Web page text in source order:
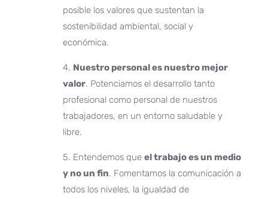
posible los valores que sustentan la
sostenibilidad ambiental, social y
económica.
4. Nuestro personal es nuestro mejor
valor. Potenciamos el desarrollo tanto
profesional como personal de nuestros
trabajadores, en un entorno saludable y
libre.
5. Entendemos que el trabajo es un medio
y no un fin. Fomentamos la comunicación a
todos los niveles, la igualdad de